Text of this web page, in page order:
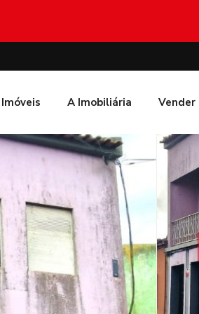
Imóveis A Imobiliária Vender